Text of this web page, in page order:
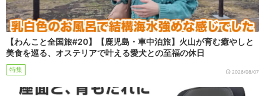
【わんこと全国旅#20】【鹿児島・車中泊旅】火山が育む癒やしと
美食を巡る、オステリアで叶える愛犬との至福の休日
特集 2026/08/07